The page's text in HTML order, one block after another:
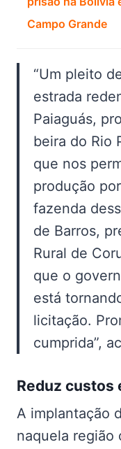
Campo Grande
“Um pleito
estrada
Paiaguás,
beira do Rio
que nos
produção
fazenda
de Barros,
Rural de
que o
está
licitação.
cumprida”,
Reduz custos
A implantação
naquela região